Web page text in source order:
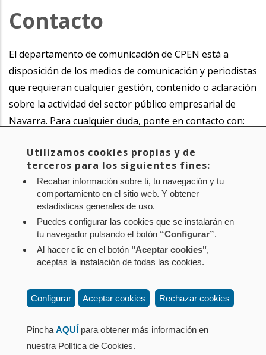
Contacto
El departamento de comunicación de CPEN está a
disposición de los medios de comunicación y periodistas
que requieran cualquier gestión, contenido o aclaración
sobre la actividad del sector público empresarial de
Navarra. Para cualquier duda, ponte en contacto con:
Itxaso Laita Apesteguía
Dirección de Comunicación de CPEN
848.420.872
comunicacion@cpen.es
Aviso legal Política de privacidad
Política de cookies
Contacto: Paseo de Sarasate nº 38, 2º Dcha - 31001
Pamplona (Navarra) Tel.: 848 42 08 72
corporacion@cpen.es
Utilizamos cookies propias y de
terceros para los siguientes fines:
Recabar información sobre ti, tu navegación y tu
comportamiento en el sitio web. Y obtener
estadísticas generales de uso.
Puedes configurar las cookies que se instalarán en
tu navegador pulsando el botón “Configurar”.
Al hacer clic en el botón "Aceptar cookies",
aceptas la instalación de todas las cookies.
Configurar Aceptar cookies Rechazar cookies
Pincha AQUÍ para obtener más información en
nuestra Política de Cookies.